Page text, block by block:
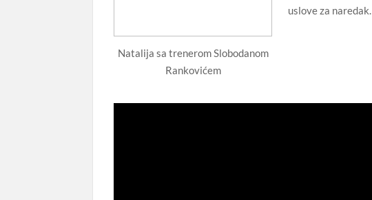
Natalija sa trenerom Slobodanom
Rankovićem
uslove za naredak.